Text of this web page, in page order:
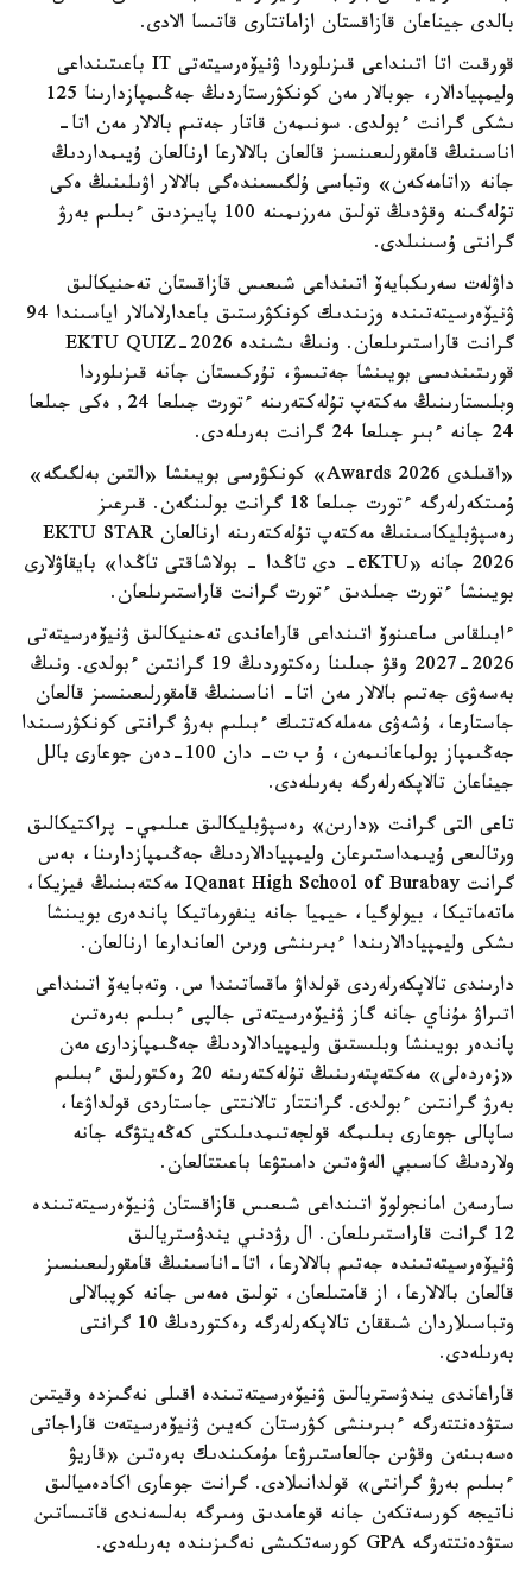
بالدى جيناعان قازاقستان ازاماتتارى قاتىسا الادى.
قورقىت اتا اتىنداعى قىزىلوردا ۋنيۆەرسيتەتى IT باعىتىنداعى
وليمپيادالار، جوبالار مەن كونكۋرستاردىڭ جەڭىمپازدارىنا 125
ىشكى گرانت ءبولدى. سونىمەن قاتار جەتىم بالالار مەن اتا-
اناسىنىڭ قامقورلىعىنسىز قالعان بالالارعا ارنالعان ۇيىمداردىڭ
جانە «اتامەكەن» وتباسى ۇلگىسىندەگى بالالار اۋىلىنىڭ ەكى
تۇلەگىنە وقۋدىڭ تولىق مەرزىمىنە 100 پايىزدىق ءبىلىم بەرۋ
گرانتى ۇسىنىلدى.
داۋلەت سەرىكبايەۆ اتىنداعى شىعىس قازاقستان تەحنيكالىق
ۋنيۆەرسيتەتىندە وزىندىك كونكۋرستىق باعدارلامالار اياسىندا 94
گرانت قاراستىرىلعان. ونىڭ ىشىندە EKTU QUIZ-2026
قورىتىندىسى بويىنشا جەتىسۋ، تۇركىستان جانە قىزىلوردا
وبلىستارىنىڭ مەكتەپ تۇلەكتەرىنە ءتورت جىلعا 24, ەكى جىلعا
24 جانە ءبىر جىلعا 24 گرانت بەرىلەدى.
«اقىلدى Awards 2026» كونكۋرسى بويىنشا «التىن بەلگىگە»
ۇمىتكەرلەرگە ءتورت جىلعا 18 گرانت بولىنگەن. قىرعىز
رەسپۋبليكاسىنىڭ مەكتەپ تۇلەكتەرىنە ارنالعان EKTU STAR
2026 جانە «eKTU- دى تاڭدا - بولاشاقتى تاڭدا» بايقاۋلارى
بويىنشا ءتورت جىلدىق ءتورت گرانت قاراستىرىلعان.
ءابىلقاس ساعىنوۆ اتىنداعى قاراعاندى تەحنيكالىق ۋنيۆەرسيتەتى
2026-2027 وقۋ جىلىنا رەكتوردىڭ 19 گرانتىن ءبولدى. ونىڭ
بەسەۋى جەتىم بالالار مەن اتا- اناسىنىڭ قامقورلىعىنسىز قالعان
جاستارعا، ۇشەۋى مەملەكەتتىك ءبىلىم بەرۋ گرانتى كونكۋرسىندا
جەڭىمپاز بولماعانىمەن، ۇ ب ت- دان 100-دەن جوعارى بالل
جيناعان تالاپكەرلەرگە بەرىلەدى.
تاعى التى گرانت «دارىن» رەسپۋبليكالىق عىلىمي- پراكتيكالىق
ورتالىعى ۇيىمداستىرعان وليمپيادالاردىڭ جەڭىمپازدارىنا، بەس
گرانت IQanat High School of Burabay مەكتەبىنىڭ فيزيكا،
ماتەماتيكا، بيولوگيا، حيميا جانە ينفورماتيكا پاندەرى بويىنشا
ىشكى وليمپيادالارىندا ءبىرىنشى ورىن العاندارعا ارنالعان.
دارىندى تالاپكەرلەردى قولداۋ ماقساتىندا س. وتەبايەۆ اتىنداعى
اتىراۋ مۇناي جانە گاز ۋنيۆەرسيتەتى جالپى ءبىلىم بەرەتىن
پاندەر بويىنشا وبلىستىق وليمپيادالاردىڭ جەڭىمپازدارى مەن
«زەردەلى» مەكتەپتەرىنىڭ تۇلەكتەرىنە 20 رەكتورلىق ءبىلىم
بەرۋ گرانتىن ءبولدى. گرانتتار تالانتتى جاستاردى قولداۋعا،
ساپالى جوعارى بىلىمگە قولجەتىمدىلىكتى كەڭەيتۋگە جانە
ولاردىڭ كاسىبي الەۋەتىن دامىتۋعا باعىتتالعان.
سارسەن امانجولوۆ اتىنداعى شىعىس قازاقستان ۋنيۆەرسيتەتىندە
12 گرانت قاراستىرىلعان. ال رۋدنىي يندۋستريالىق
ۋنيۆەرسيتەتىندە جەتىم بالالارعا، اتا-اناسىنىڭ قامقورلىعىنسىز
قالعان بالالارعا، از قامتىلعان، تولىق ەمەس جانە كوپبالالى
وتباسىلاردان شىققان تالاپكەرلەرگە رەكتوردىڭ 10 گرانتى
بەرىلەدى.
قاراعاندى يندۋستريالىق ۋنيۆەرسيتەتىندە اقىلى نەگىزدە وقيتىن
ستۋدەنتتەرگە ءبىرىنشى كۋرستان كەيىن ۋنيۆەرسيتەت قاراجاتى
ەسەبىنەن وقۋىن جالعاستىرۋعا مۇمكىندىك بەرەتىن «قاريۋ
ءبىلىم بەرۋ گرانتى» قولدانىلادى. گرانت جوعارى اكادەميالىق
ناتيجە كورسەتكەن جانە قوعامدىق ومىرگە بەلسەندى قاتىساتىن
ستۋدەنتتەرگە GPA كورسەتكىشى نەگىزىندە بەرىلەدى.